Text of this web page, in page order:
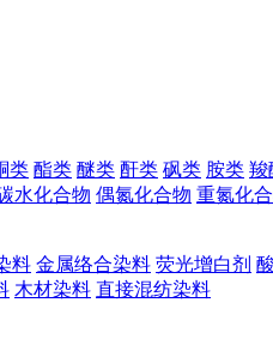
类 酯类 醚类 酐类 砜类 胺类 羧
水化合物 偶氮化合物 重氮化
料 金属络合染料 荧光增白剂
木材染料 直接混纺染料